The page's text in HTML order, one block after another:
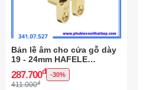
Bản lề âm cho cửa gỗ dày
19 - 24mm HAFELE
341.07.527
287.700đ -30%
411.000đ